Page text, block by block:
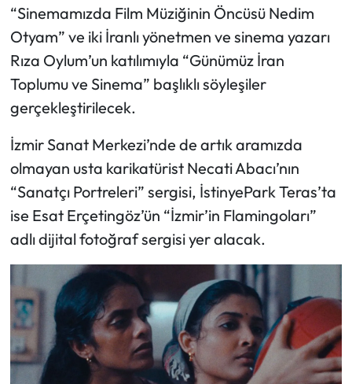
“Sinemamızda Film Müziğinin Öncüsü Nedim
Otyam” ve iki İranlı yönetmen ve sinema yazarı
Rıza Oylum’un katılımıyla “Günümüz İran
Toplumu ve Sinema” başlıklı söyleşiler
gerçekleştirilecek.
İzmir Sanat Merkezi’nde de artık aramızda
olmayan usta karikatürist Necati Abacı’nın
“Sanatçı Portreleri” sergisi, İstinyePark Teras’ta
ise Esat Erçetingöz’ün “İzmir’in Flamingoları”
adlı dijital fotoğraf sergisi yer alacak.